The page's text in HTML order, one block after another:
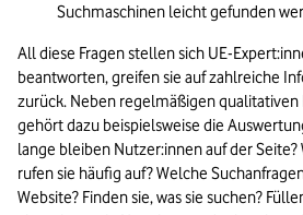
Suchmaschinen leicht gefunden
All diese Fragen stellen sich UE-
beantworten, greifen sie auf zahlreiche
zurück. Neben regelmäßigen
gehört dazu beispielsweise die
lange bleiben Nutzer:innen auf der
rufen sie häufig auf? Welche
Website? Finden sie, was sie suchen?